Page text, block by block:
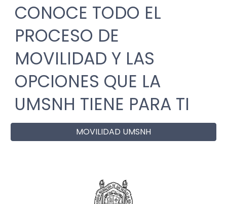
CONOCE TODO EL
PROCESO DE
MOVILIDAD Y LAS
OPCIONES QUE LA
UMSNH TIENE PARA TI
MOVILIDAD UMSNH